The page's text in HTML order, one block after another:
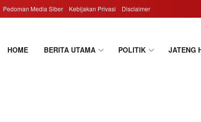
Pedoman Media Siber Kebijakan Privasi Disclaimer
HOME BERITA UTAMA POLITIK JATENG